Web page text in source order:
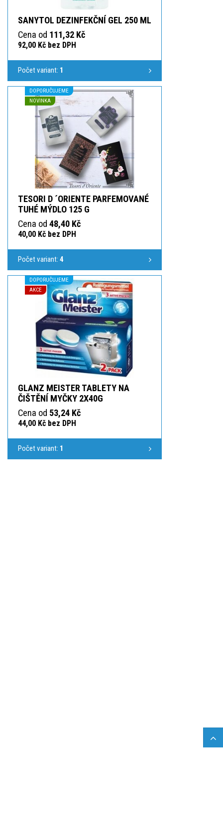
SANYTOL DEZINFEKČNÍ GEL 250 ML
Cena od 111,32 Kč
92,00 Kč bez DPH
Počet variant: 1
DOPORUČUJEME
NOVINKA
TESORI D ´ORIENTE PARFEMOVANÉ
TUHÉ MÝDLO 125 G
Cena od 48,40 Kč
40,00 Kč bez DPH
Počet variant: 4
DOPORUČUJEME
AKCE
GLANZ MEISTER TABLETY NA
ČIŠTĚNÍ MYČKY 2X40G
Cena od 53,24 Kč
44,00 Kč bez DPH
Počet variant: 1